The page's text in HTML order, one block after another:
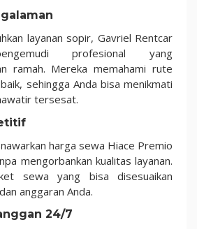
layanan sopir, Gavriel Rentcar
profesional yang
ramah. Mereka memahami rute
sehingga Anda bisa menikmati
tersesat.
harga sewa Hiace Premio
mengorbankan kualitas layanan.
sewa yang bisa disesuaikan
anggaran Anda.
24/7